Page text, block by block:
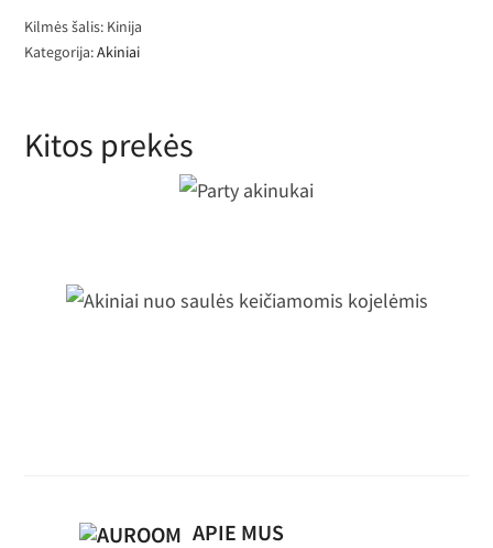
Kilmės šalis: Kinija
Kategorija:Akiniai
Kitos prekės
Akiniai nuo saulės keičiamomis
APIE MUS